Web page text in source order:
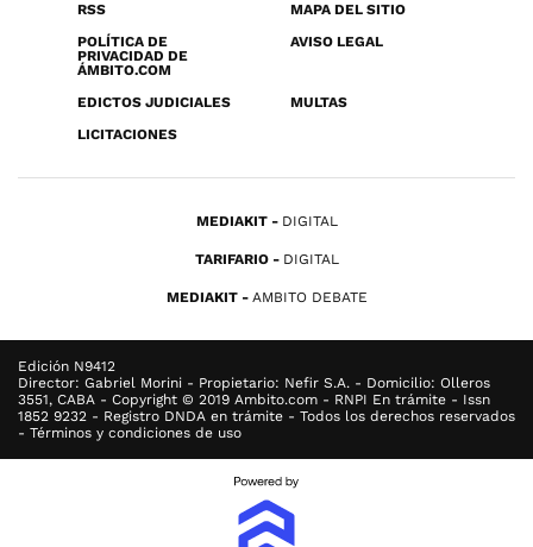
RSS
MAPA DEL SITIO
POLÍTICA DE
PRIVACIDAD DE
ÁMBITO.COM
AVISO LEGAL
EDICTOS JUDICIALES
MULTAS
LICITACIONES
MEDIAKIT DIGITAL
TARIFARIO DIGITAL
MEDIAKIT AMBITO DEBATE
Edición N9412
Director: Gabriel Morini - Propietario: Nefir S.A. - Domicilio: Olleros
3551, CABA - Copyright © 2019 Ambito.com - RNPI En trámite - Issn
1852 9232 - Registro DNDA en trámite - Todos los derechos reservados
- Términos y condiciones de uso